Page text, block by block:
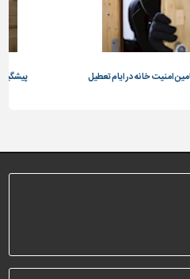
امنیت خانه در ایام تعطیل